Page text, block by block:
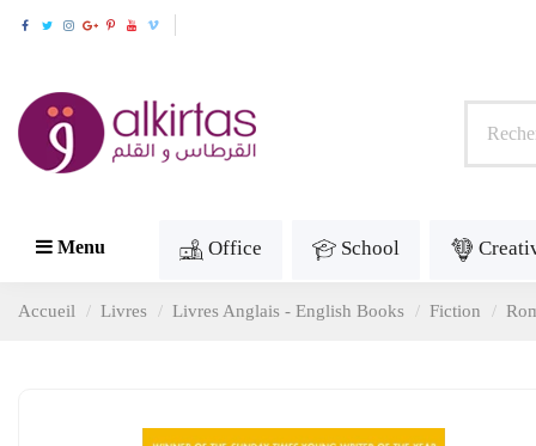
Menu Office School
Accueil Livres Livres Anglais - English Books Fiction